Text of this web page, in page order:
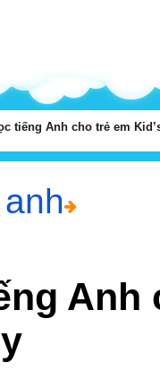
tiếng Anh cho trẻ em
Anh